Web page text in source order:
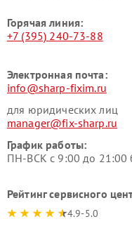
Горячая линия:
+7 (395) 240-73-88
Электронная почта:
info@sharp-fixim.ru
для юридических лиц
manager@fix-sharp.ru
График работы:
ПН-ВСК с 9:00 до 21:00
Рейтинг сервисного
4.9-5.0